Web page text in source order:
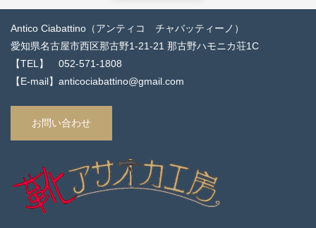
Antico Ciabattino（アンティコ チャバッティーノ）
愛知県名古屋市西区那古野1-21-21 那古野ハモニカ荘1C
【TEL】 052-571-1808
【E-mail】anticociabattino@gmail.com
お問い合わせ